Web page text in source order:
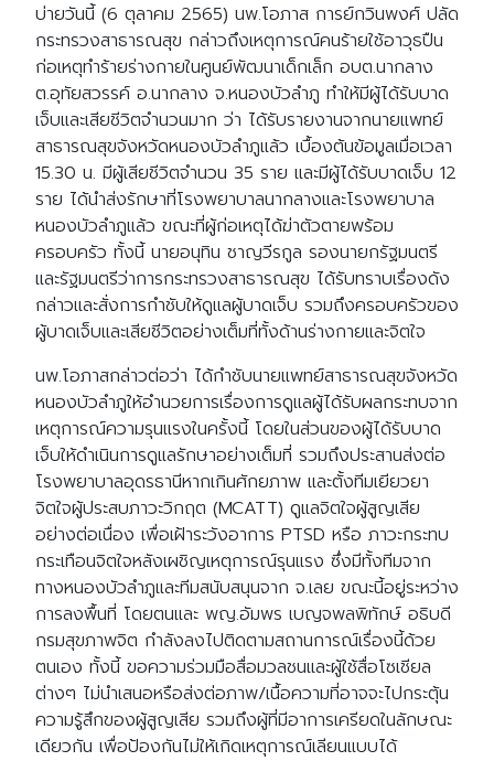
บ่ายวันนี้ (6 ตุลาคม 2565) นพ.โอภาส การย์กวินพงศ์ ปลัด
กระทรวงสาธารณสุข กล่าวถึงเหตุการณ์คนร้ายใช้อาวุธปืน
ก่อเหตุทำร้ายร่างกายในศูนย์พัฒนาเด็กเล็ก อบต.นากลาง
ต.อุทัยสวรรค์ อ.นากลาง จ.หนองบัวลำภู ทำให้มีผู้ได้รับบาด
เจ็บและเสียชีวิตจำนวนมาก ว่า ได้รับรายงานจากนายแพทย์
สาธารณสุขจังหวัดหนองบัวลำภูแล้ว เบื้องต้นข้อมูลเมื่อเวลา
15.30 น. มีผู้เสียชีวิตจำนวน 35 ราย และมีผู้ได้รับบาดเจ็บ 12
ราย ได้นำส่งรักษาที่โรงพยาบาลนากลางและโรงพยาบาล
หนองบัวลำภูแล้ว ขณะที่ผู้ก่อเหตุได้ฆ่าตัวตายพร้อม
ครอบครัว ทั้งนี้ นายอนุทิน ชาญวีรกูล รองนายกรัฐมนตรี
และรัฐมนตรีว่าการกระทรวงสาธารณสุข ได้รับทราบเรื่องดัง
กล่าวและสั่งการกำชับให้ดูแลผู้บาดเจ็บ รวมถึงครอบครัวของ
ผู้บาดเจ็บและเสียชีวิตอย่างเต็มที่ทั้งด้านร่างกายและจิตใจ
นพ.โอภาสกล่าวต่อว่า ได้กำชับนายแพทย์สาธารณสุขจังหวัด
หนองบัวลำภูให้อำนวยการเรื่องการดูแลผู้ได้รับผลกระทบจาก
เหตุการณ์ความรุนแรงในครั้งนี้ โดยในส่วนของผู้ได้รับบาด
เจ็บให้ดำเนินการดูแลรักษาอย่างเต็มที่ รวมถึงประสานส่งต่อ
โรงพยาบาลอุดรธานีหากเกินศักยภาพ และตั้งทีมเยียวยา
จิตใจผู้ประสบภาวะวิกฤต (MCATT) ดูแลจิตใจผู้สูญเสีย
อย่างต่อเนื่อง เพื่อเฝ้าระวังอาการ PTSD หรือ ภาวะกระทบ
กระเทือนจิตใจหลังเผชิญเหตุการณ์รุนแรง ซึ่งมีทั้งทีมจาก
ทางหนองบัวลำภูและทีมสนับสนุนจาก จ.เลย ขณะนี้อยู่ระหว่าง
การลงพื้นที่ โดยตนและ พญ.อัมพร เบญจพลพิทักษ์ อธิบดี
กรมสุขภาพจิต กำลังลงไปติดตามสถานการณ์เรื่องนี้ด้วย
ตนเอง ทั้งนี้ ขอความร่วมมือสื่อมวลชนและผู้ใช้สื่อโซเชียล
ต่างๆ ไม่นำเสนอหรือส่งต่อภาพ/เนื้อความที่อาจจะไปกระตุ้น
ความรู้สึกของผู้สูญเสีย รวมถึงผู้ที่มีอาการเครียดในลักษณะ
เดียวกัน เพื่อป้องกันไม่ให้เกิดเหตุการณ์เลียนแบบได้